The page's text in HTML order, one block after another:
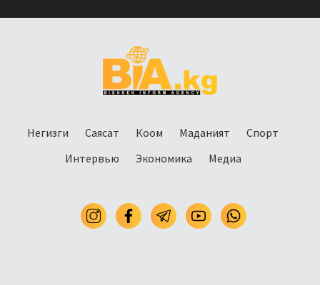
Негизги Саясат Коом Маданият
Спорт
Интервью
Экономика Медиа